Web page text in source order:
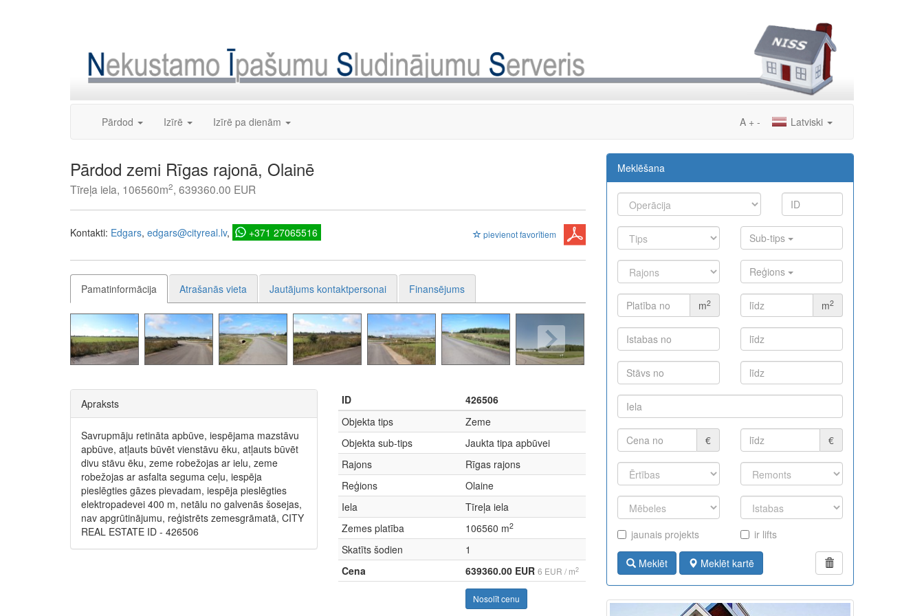
Pārdod Izīrē Izīrē pa dienām Latviski
A + -
Pārdod zemi Rīgas rajonā, Olainē
Tīreļa iela, 106560m2, 639360.00 EUR
pievienot favorītiem
Kontakti: Edgars edgars@cityreal.lv +371 27065516
Pamatinformācija Atrašanās vieta Jautājums kontaktpersonai Finansējums
Apraksts
Savrupmāju retināta apbūve, iespējama mazstāvu
apbūve, atļauts būvēt vienstāvu ēku, atļauts būvēt
divu stāvu ēku, zeme robežojas ar ielu, zeme
robežojas ar asfalta seguma ceļu, iespēja
pieslēgties gāzes pievadam, iespēja pieslēgties
elektropadevei 400 m, netālu no galvenās šosejas,
nav apgrūtinājumu, reģistrēts zemesgrāmatā, CITY
REAL ESTATE ID - 426506
ID
426506
Objekta tips
Zeme
Objekta sub-tips
Jaukta tipa apbūvei
Rajons
Rīgas rajons
Reģions
Olaine
Iela
Tīreļa iela
Zemes platība
106560 m2
Skatīts šodien
1
Cena
639360.00 EUR 6 EUR / m2
Nosolīt cenu
Meklēšana
Sub-tips
Reģions
m2 m2
€ €
jaunais projekts ir lifts
Meklēt Meklēt kartē